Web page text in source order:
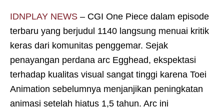
IDNPLAY NEWS – CGI One Piece dalam episode
terbaru yang berjudul 1140 langsung menuai kritik
keras dari komunitas penggemar. Sejak
penayangan perdana arc Egghead, ekspektasi
terhadap kualitas visual sangat tinggi karena Toei
Animation sebelumnya menjanjikan peningkatan
animasi setelah hiatus 1,5 tahun. Arc ini